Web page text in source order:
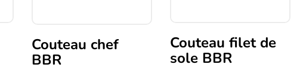
Couteau chef
BBR
Couteau filet de
sole BBR